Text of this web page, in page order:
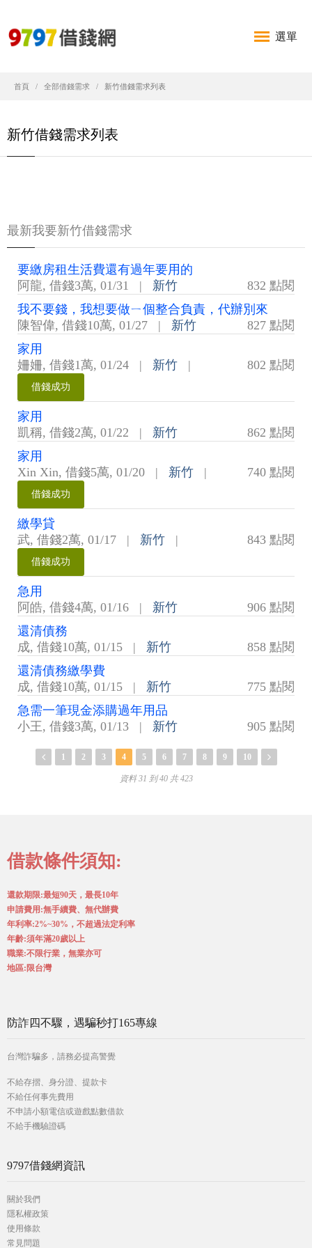
選單
首頁 全部借錢需求 新竹借錢需求列表
新竹借錢需求列表
最新我要新竹借錢需求
要繳房租生活費還有過年要用的
阿龍, 借錢3萬, 01/31 | 新竹
832 點閱
我不要錢，我想要做ㄧ個整合負責，代辦別來
陳智偉, 借錢10萬, 01/27 | 新竹
827 點閱
家用
姍姍, 借錢1萬, 01/24 | 新竹 802 點閱
|
借錢成功
家用
凱稱, 借錢2萬, 01/22 | 新竹
862 點閱
家用
Xin Xin, 借錢5萬, 01/20 | 新竹 740 點閱
|
借錢成功
繳學貸
武, 借錢2萬, 01/17 | 新竹 843 點閱
|
借錢成功
急用
阿皓, 借錢4萬, 01/16 | 新竹
906 點閱
還清債務
成, 借錢10萬, 01/15 | 新竹
858 點閱
還清債務繳學費
成, 借錢10萬, 01/15 | 新竹
775 點閱
急需一筆現金添購過年用品
小王, 借錢3萬, 01/13 | 新竹 905 點閱
1 2 3 4 5 6 7 8 9 10
資料 31 到 40 共 423
借款條件須知:
還款期限:最短90天，最長10年
申請費用:無手續費、無代辦費
年利率:2%~30%，不超過法定利率
年齡:須年滿20歲以上
職業:不限行業，無業亦可
地區:限台灣
防詐四不驟，遇騙秒打165專線
台灣詐騙多，請務必提高警覺
不給存摺、身分證、提款卡
不給任何事先費用
不申請小額電信或遊戲點數借款
不給手機驗證碼
9797借錢網資訊
關於我們
隱私權政策
使用條款
常見問題